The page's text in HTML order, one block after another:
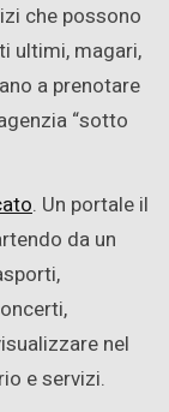
che possono
ultimi, magari,
a prenotare
“sotto
. Un portale il
da un
nel
e servizi.